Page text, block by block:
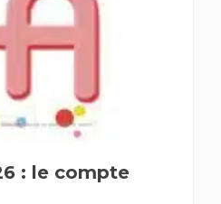
: le compte